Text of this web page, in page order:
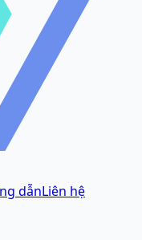
dẫnLiên hệ